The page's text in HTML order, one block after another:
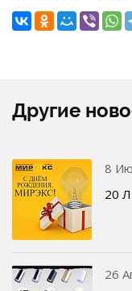
Другие
8
20
26